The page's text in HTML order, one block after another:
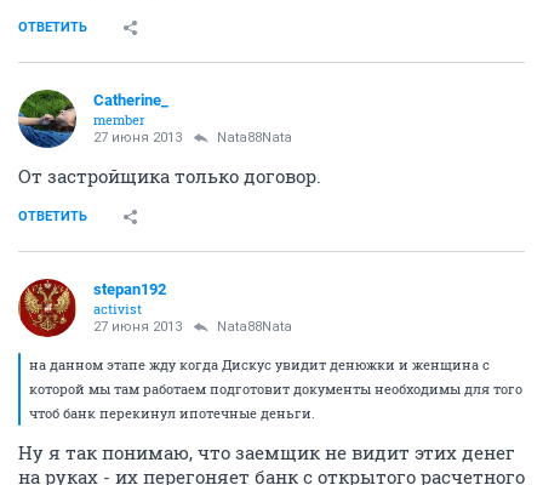
ОТВЕТИТЬ
Catherine_
member
27 июня 2013 Nata88Nata
От застройщика только договор.
ОТВЕТИТЬ
stepan192
activist
27 июня 2013 Nata88Nata
на данном этапе жду когда Дискус увидит денюжки и женщина с
которой мы там работаем подготовит документы необходимы для того
чтоб банк перекинул ипотечные деньги.
Ну я так понимаю, что заемщик не видит этих денег
на руках - их перегоняет банк с открытого расчетного